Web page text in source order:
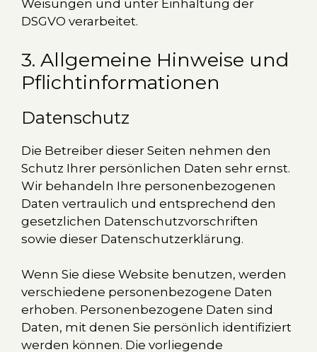
Weisungen und unter Einhaltung der
DSGVO verarbeitet.
3. Allgemeine Hinweise und
Pflicht­informationen
Datenschutz
Die Betreiber dieser Seiten nehmen den
Schutz Ihrer persönlichen Daten sehr ernst.
Wir behandeln Ihre personenbezogenen
Daten vertraulich und entsprechend den
gesetzlichen Datenschutzvorschriften
sowie dieser Datenschutzerklärung.
Wenn Sie diese Website benutzen, werden
verschiedene personenbezogene Daten
erhoben. Personenbezogene Daten sind
Daten, mit denen Sie persönlich identifiziert
werden können. Die vorliegende